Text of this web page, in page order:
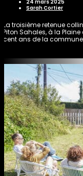
24 mars 2025
Sarah Cortier
La troisième retenue
Piton Sahales, à la
cent ans de la